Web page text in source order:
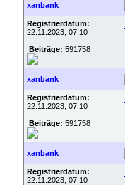
xanbank
Registrierdatum:
22.11.2023, 07:10
Beiträge: 591758
xanbank
Registrierdatum:
22.11.2023, 07:10
Beiträge: 591758
xanbank
Registrierdatum:
22.11.2023, 07:10